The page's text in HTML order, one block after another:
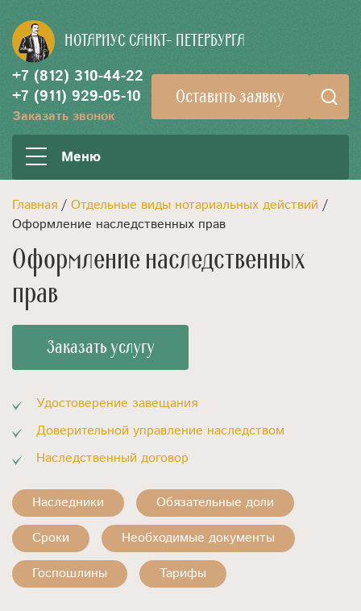
НОТАРИУС САНКТ- ПЕТЕРБУРГА
+7 (812) 310-44-22
+7 (911) 929-05-10
Заказать звонок
Оставить заявку
Меню
Главная / Отдельные виды нотариальных действий /
Оформление наследственных прав
Оформление наследственных
прав
Заказать услугу
Удостоверение завещания
Доверительной управление наследством
Наследственный договор
Наследники
Обязательные доли
Сроки
Необходимые документы
Госпошлины
Тарифы